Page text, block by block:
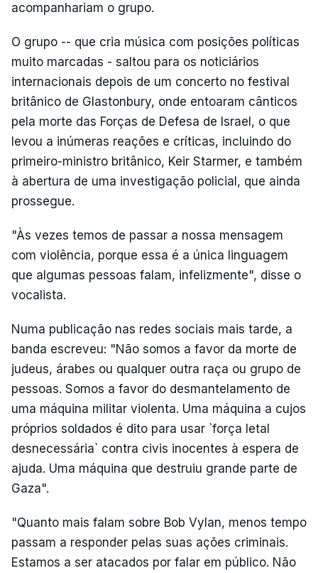
acompanhariam o grupo.
O grupo -- que cria música com posições políticas
muito marcadas - saltou para os noticiários
internacionais depois de um concerto no festival
britânico de Glastonbury, onde entoaram cânticos
pela morte das Forças de Defesa de Israel, o que
levou a inúmeras reações e críticas, incluindo do
primeiro-ministro britânico, Keir Starmer, e também
à abertura de uma investigação policial, que ainda
prossegue.
"Às vezes temos de passar a nossa mensagem
com violência, porque essa é a única linguagem
que algumas pessoas falam, infelizmente", disse o
vocalista.
Numa publicação nas redes sociais mais tarde, a
banda escreveu: "Não somos a favor da morte de
judeus, árabes ou qualquer outra raça ou grupo de
pessoas. Somos a favor do desmantelamento de
uma máquina militar violenta. Uma máquina a cujos
próprios soldados é dito para usar `força letal
desnecessária` contra civis inocentes à espera de
ajuda. Uma máquina que destruiu grande parte de
Gaza".
"Quanto mais falam sobre Bob Vylan, menos tempo
passam a responder pelas suas ações criminais.
Estamos a ser atacados por falar em público. Não